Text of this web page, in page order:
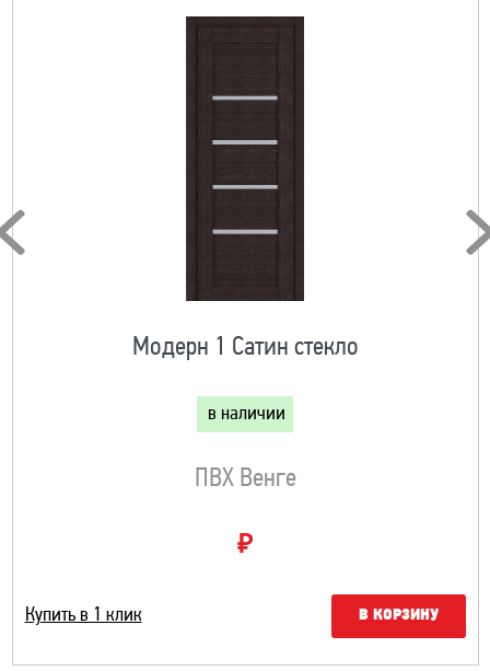
Модерн 1 Сатин стекло
в наличии
ПВХ Венге
₽
Купить в 1 клик В КОРЗИНУ